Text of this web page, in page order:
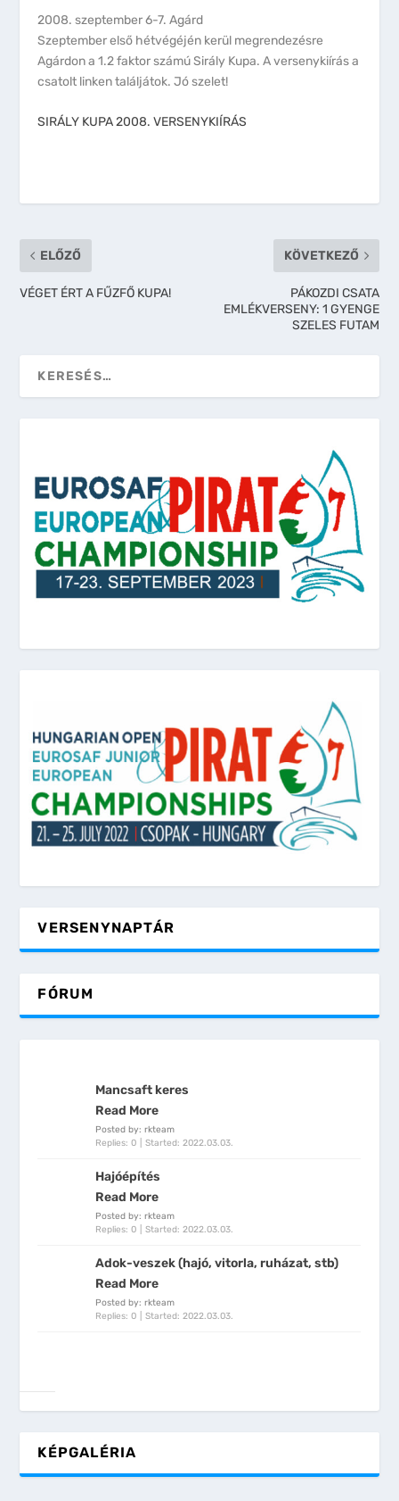
2008. szeptember 6-7. Agárd
Szeptember első hétvégéjén kerül megrendezésre
Agárdon a 1.2 faktor számú Sirály Kupa. A versenykiírás a
csatolt linken találjátok. Jó szelet!
SIRÁLY KUPA 2008. VERSENYKIÍRÁS
ELŐZŐ
VÉGET ÉRT A FŰZFŐ KUPA!
KÖVETKEZŐ
PÁKOZDI CSATA
EMLÉKVERSENY: 1 GYENGE
SZELES FUTAM
VERSENYNAPTÁR
FÓRUM
Mancsaft keres
Read More
Posted by: rkteam
Replies: 0
Started:2022.03.03.
Hajóépítés
Read More
Posted by: rkteam
Replies: 0
Started:2022.03.03.
Adok-veszek (hajó, vitorla, ruházat, stb)
Read More
Posted by: rkteam
Replies: 0
Started:2022.03.03.
KÉPGALÉRIA